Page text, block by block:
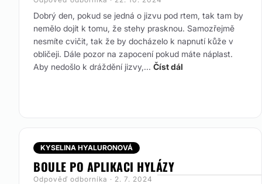
Čeština
English
pусский язык
Platba kartou
Dobrý den, pokud se jedná o jizvu pod rtem, tak tam by
nemělo dojít k tomu, že stehy prasknou. Samozřejmě
nesmíte cvičit, tak že by docházelo k napnutí kůže v
obličeji. Dále pozor na zapocení pokud máte náplast.
Aby nedošlo k dráždění jizvy,... Číst dál
KYSELINA HYALURONOVÁ
BOULE PO APLIKACI HYLÁZY
Odpověď odborníka · 2. 7. 2024